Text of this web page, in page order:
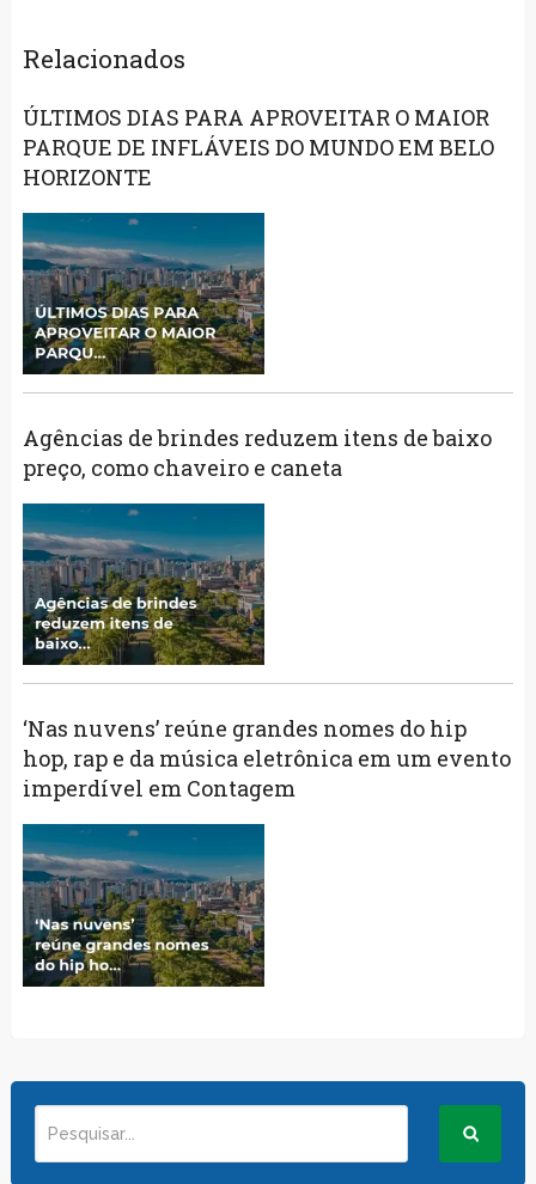
Relacionados
ÚLTIMOS DIAS PARA APROVEITAR O MAIOR
PARQUE DE INFLÁVEIS DO MUNDO EM BELO
HORIZONTE
Agências de brindes reduzem itens de baixo
preço, como chaveiro e caneta
‘Nas nuvens’ reúne grandes nomes do hip
hop, rap e da música eletrônica em um evento
imperdível em Contagem